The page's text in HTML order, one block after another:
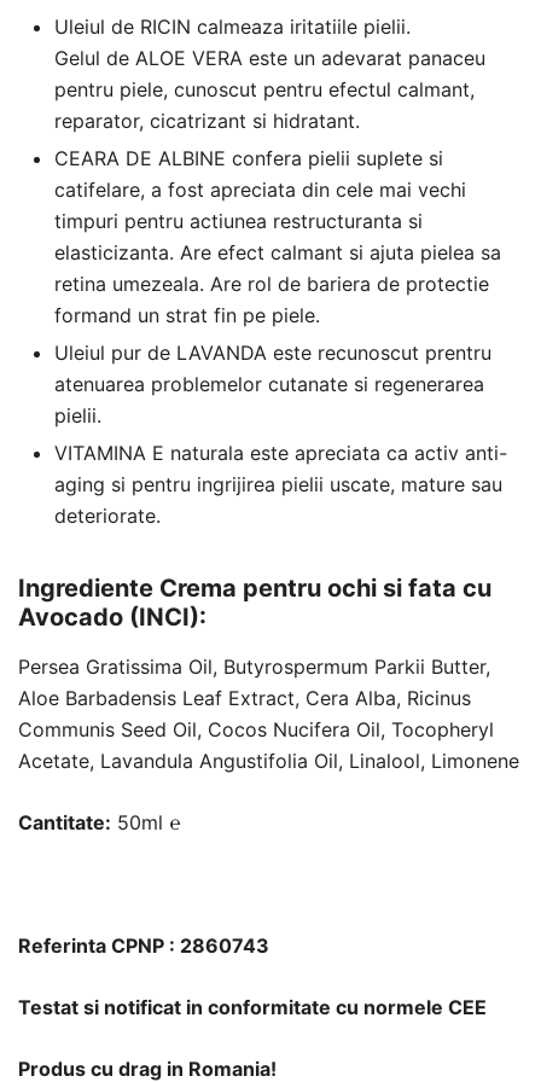
Uleiul de RICIN calmeaza iritatiile pielii.
Gelul de ALOE VERA este un adevarat panaceu
pentru piele, cunoscut pentru efectul calmant,
reparator, cicatrizant si hidratant.
CEARA DE ALBINE confera pielii suplete si
catifelare, a fost apreciata din cele mai vechi
timpuri pentru actiunea restructuranta si
elasticizanta. Are efect calmant si ajuta pielea sa
retina umezeala. Are rol de bariera de protectie
formand un strat fin pe piele.
Uleiul pur de LAVANDA este recunoscut prentru
atenuarea problemelor cutanate si regenerarea
pielii.
VITAMINA E naturala este apreciata ca activ anti-
aging si pentru ingrijirea pielii uscate, mature sau
deteriorate.
Ingrediente Crema pentru ochi si fata cu
Avocado (INCI):
Persea Gratissima Oil, Butyrospermum Parkii Butter,
Aloe Barbadensis Leaf Extract, Cera Alba, Ricinus
Communis Seed Oil, Cocos Nucifera Oil, Tocopheryl
Acetate, Lavandula Angustifolia Oil, Linalool, Limonene
Cantitate: 50ml ℮
Referinta CPNP : 2860743
Testat si notificat in conformitate cu normele CEE
Produs cu drag in Romania!